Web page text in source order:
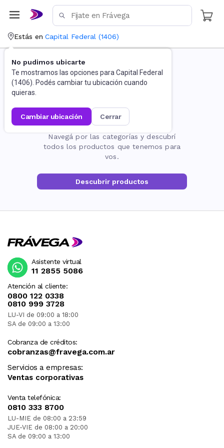
Estás en Capital Federal (1406)
No pudimos ubicarte
Te mostramos las opciones para Capital Federal
(1406). Podés cambiar tu ubicación cuando
quieras.
cambiar ubicación cerrar
La página no existe
Navegá por las categorías y descubrí
todos los productos que tenemos para
vos.
Descubrir productos
Atención al cliente:
0800 122 0338
0810 999 3728
LU-VI de 09:00 a 18:00
SA de 09:00 a 13:00
Cobranza de créditos:
cobranzas@fravega.com.ar
Servicios a empresas:
Ventas corporativas
Venta telefónica:
0810 333 8700
LU-MIE de 08:00 a 23:59
JUE-VIE de 08:00 a 20:00
SA de 09:00 a 13:00
Asistente virtual
11 2855 5086